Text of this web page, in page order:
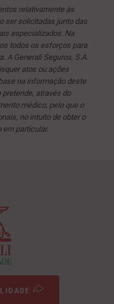
relativamente às
ser solicitadas junto das
especializados. Na
todos os esforços para
A Generali Seguros, S.A.
atos ou ações
na informação deste
pretende, através do
médico, pelo que o
no intuito de obter o
em particular.